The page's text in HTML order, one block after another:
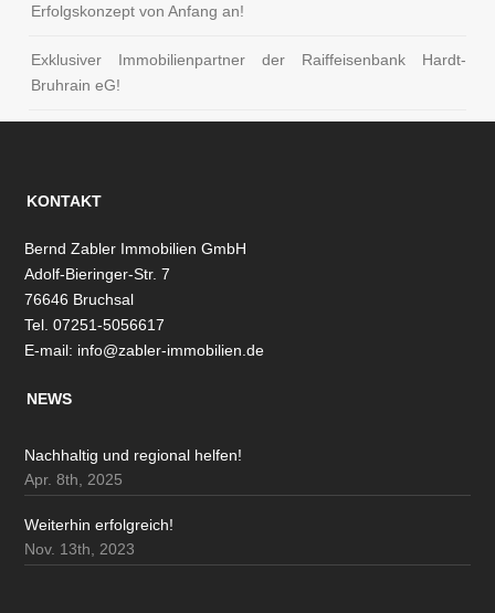
Erfolgskonzept von Anfang an!
Exklusiver Immobilienpartner der Raiffeisenbank Hardt-
Bruhrain eG!
KONTAKT
Bernd Zabler Immobilien GmbH
Adolf-Bieringer-Str. 7
76646 Bruchsal
Tel. 07251-5056617
E-mail: info@zabler-immobilien.de
NEWS
Nachhaltig und regional helfen!
Apr. 8th, 2025
Weiterhin erfolgreich!
Nov. 13th, 2023